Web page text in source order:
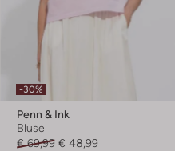
-30%
Penn & Ink
Bluse
€ 69,99 € 48,99